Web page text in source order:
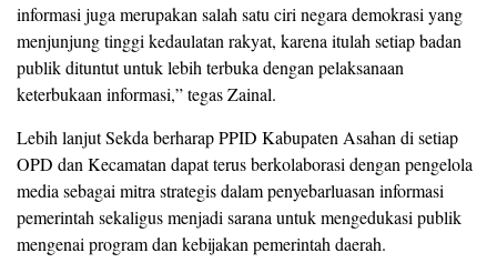
informasi juga merupakan salah satu ciri negara demokrasi yang
menjunjung tinggi kedaulatan rakyat, karena itulah setiap badan
publik dituntut untuk lebih terbuka dengan pelaksanaan
keterbukaan informasi,” tegas Zainal.
Lebih lanjut Sekda berharap PPID Kabupaten Asahan di setiap
OPD dan Kecamatan dapat terus berkolaborasi dengan pengelola
media sebagai mitra strategis dalam penyebarluasan informasi
pemerintah sekaligus menjadi sarana untuk mengedukasi publik
mengenai program dan kebijakan pemerintah daerah.